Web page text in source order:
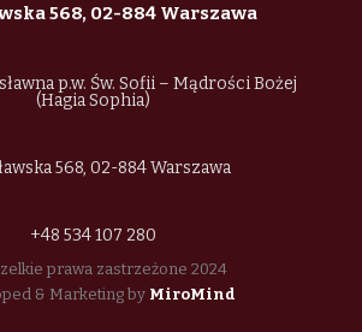
568, 02-884 Warszawa
p.w. Św. Sofii – Mądrości Bożej
(Hagia Sophia)
568, 02-884 Warszawa
+48 534 107 280
prawa zastrzeżone 2024
& Marketing by MiroMind